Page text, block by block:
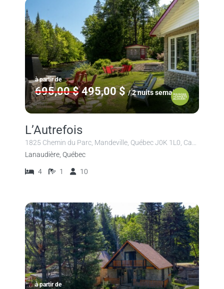
à partir de
695,00 $ 495,00 $ / 2 nuits semaine
L’Autrefois
Lanaudière, Québec
4 1 10
à partir de